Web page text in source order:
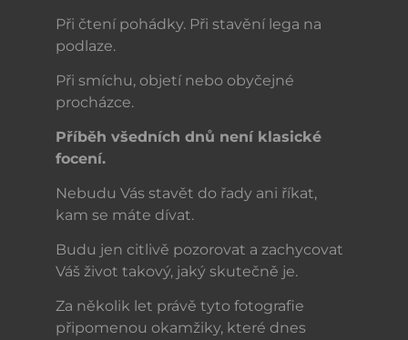
Při čtení pohádky. Při stavění lega na
podlaze.
Při smíchu, objetí nebo obyčejné
procházce.
Příběh všedních dnů není klasické
focení.
Nebudu Vás stavět do řady ani říkat,
kam se máte dívat.
Budu jen citlivě pozorovat a zachycovat
Váš život takový, jaký skutečně je.
Za několik let právě tyto fotografie
připomenou okamžiky, které dnes